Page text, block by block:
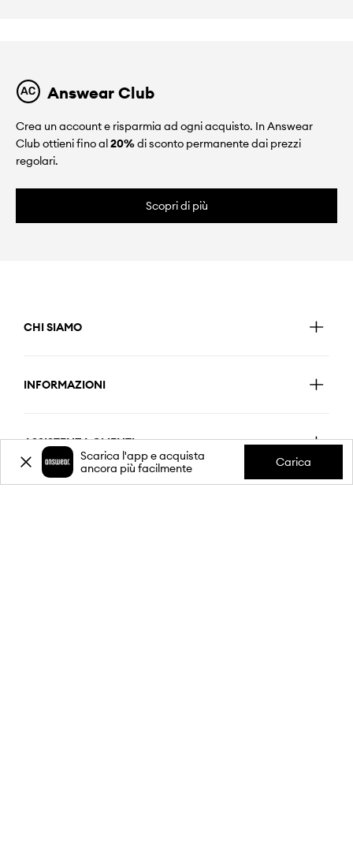
Answear Club
Crea un account e risparmia ad ogni acquisto. In Answear
Club ottieni fino al20%di sconto permanente dai prezzi
regolari.
Scopri di più
CHI SIAMO
INFORMAZIONI
ASSISTENZA CLIENTI
Scarica l'app e acquista
ancora più facilmente
Carica